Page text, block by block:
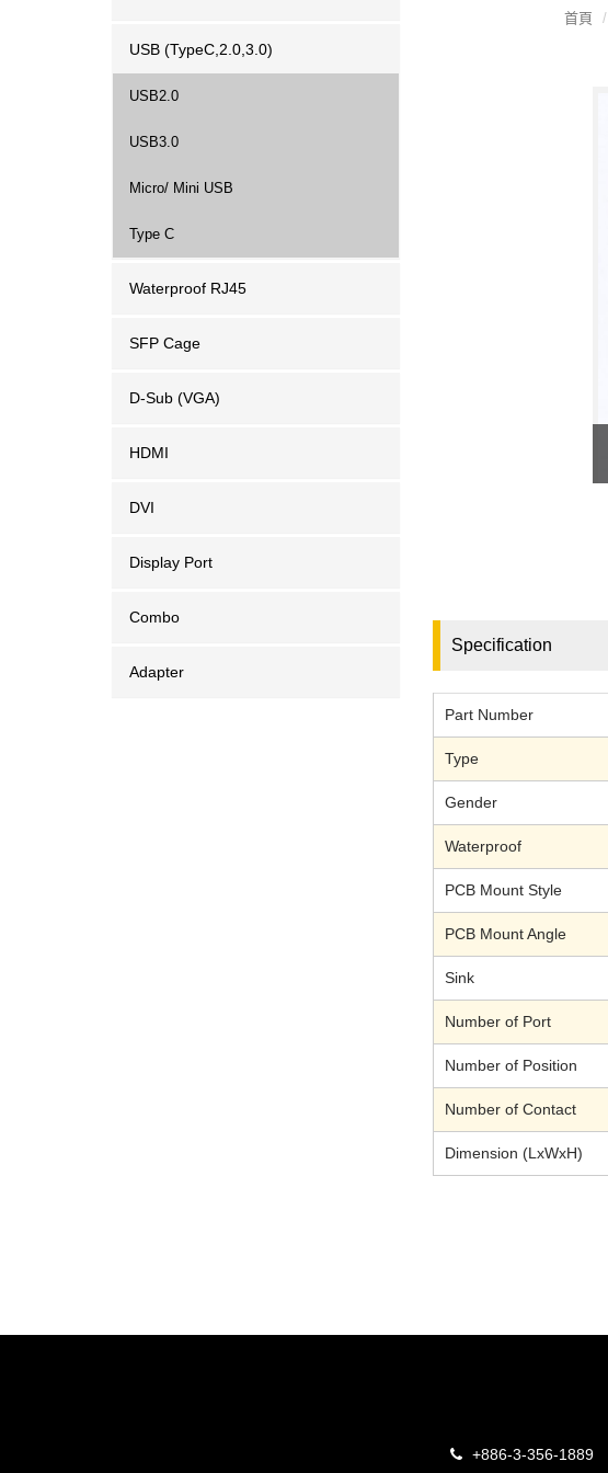
USB (TypeC,2.0,3.0)
USB2.0
USB3.0
Micro/ Mini USB
Type C
Waterproof RJ45
SFP Cage
D-Sub (VGA)
HDMI
DVI
Display Port
Combo
Adapter
首頁
Specification
Part Number
Type
Gender
Waterproof
PCB Mount Style
PCB Mount Angle
Sink
Number of Port
Number of Position
Number of Contact
Dimension (LxWxH)
+886-3-356-1889